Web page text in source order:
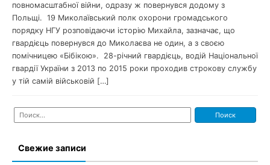
повномасштабної війни, одразу ж повернувся додому з
Польщі. 19 Миколаївський полк охорони громадського
порядку НГУ розповідаючи історію Михайла, зазначає, що
гвардієць повернувся до Миколаєва не один, а з своєю
помічницею «Бібікою». 28-річний гвардієць, водій Національної
гвардії України з 2013 по 2015 роки проходив строкову службу
у тій самій військовій […]
Найти:
Свежие записи